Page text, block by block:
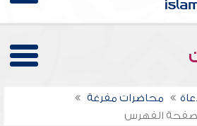
محاضرات مفرغة
صفحة الفهرس